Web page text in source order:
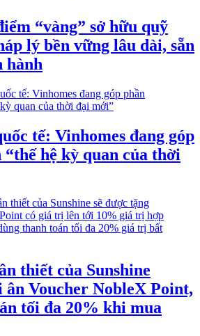
“vàng” sở hữu quỹ
lý bền vững lâu dài, sẵn
hành
tế: Vinhomes đang góp
hệ kỳ quan của thời
thiết của Sunshine
Voucher NobleX Point,
tối đa 20% khi mua